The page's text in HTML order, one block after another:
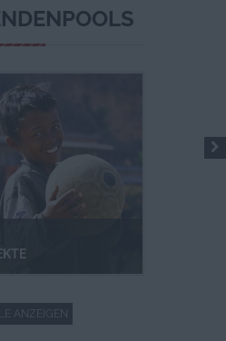
Hilfe für ehemalige
ANZEIGEN